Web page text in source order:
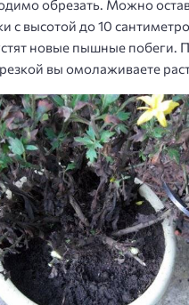
обрезать. Можно
с высотой до 10
новые пышные побеги.
вы омолаживаете